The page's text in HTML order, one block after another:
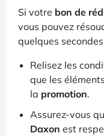
Si votre bon de
vous pouvez
quelques
Relisez les
que les
la promotion.
Assurez-vous
Daxon est